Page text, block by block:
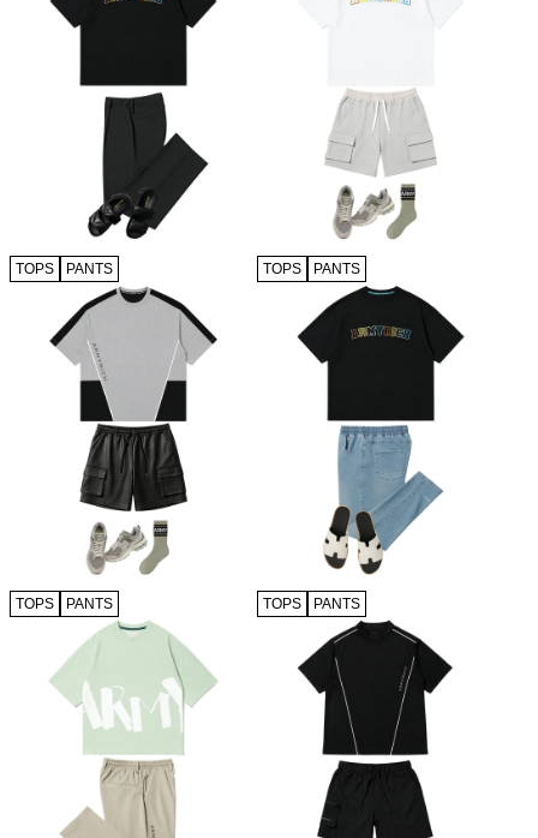
TOPS PANTS TOPS PANTS
TOPS PANTS TOPS PANTS